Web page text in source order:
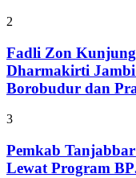
2
Fadli Zon
Dharmakirti
Borobudur dan
3
Pemkab
Lewat Program